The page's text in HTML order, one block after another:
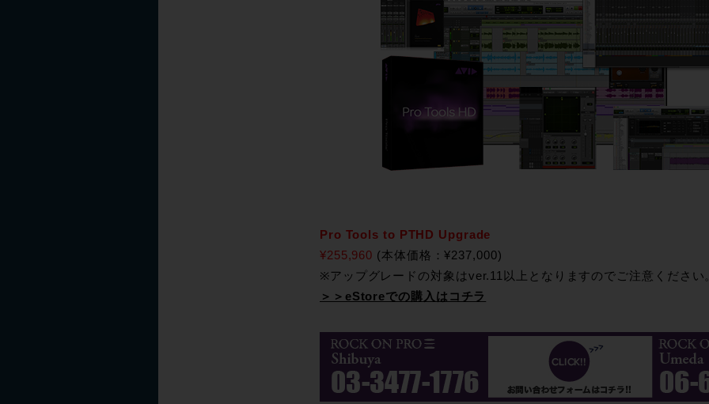
Pro Tools to PTHD Upgrade
¥255,960 (本体価格：¥237,000)
※アップグレードの対象はver.11以上となりますのでご注意ください
＞＞eStoreでの購入はコチラ